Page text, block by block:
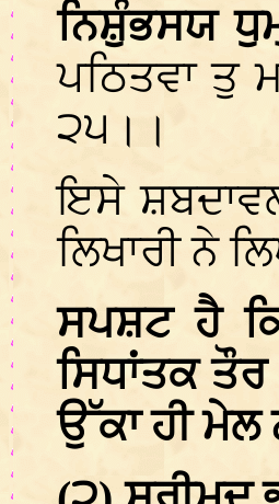
ਨਿਸ਼ੁੰਭਸਯ
ਪਠਿਤਵਾ ਤੁ
੨੫।।
ਇਸੇ
ਲਿਖਾਰੀ ਨੇ
ਸਪਸ਼ਟ ਹੈ
ਸਿਧਾਂਤਕ ਤੌਰ
ਉੱਕਾ ਹੀ ਮੇਲ